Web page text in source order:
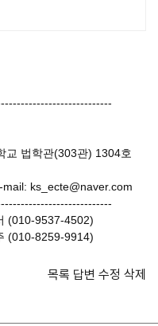
교 법학관(303관) 1304호
mail: ks_ecte@naver.com
(010-9537-4502)
(010-8259-9914)
목록 답변 수정 삭제